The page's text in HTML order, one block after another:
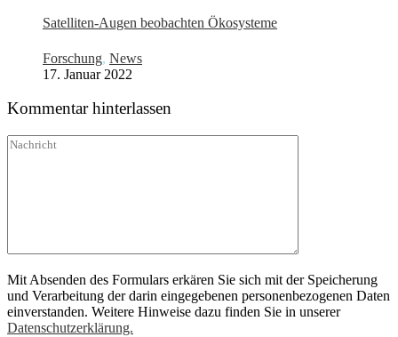
Satelliten-Augen beobachten Ökosysteme
Forschung, News
17. Januar 2022
Kommentar hinterlassen
Mit Absenden des Formulars erkären Sie sich mit der Speicherung
und Verarbeitung der darin eingegebenen personenbezogenen Daten
einverstanden. Weitere Hinweise dazu finden Sie in unserer
Datenschutzerklärung.